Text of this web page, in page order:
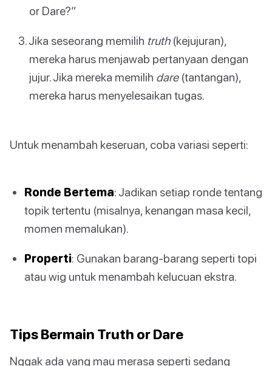
or Dare?”
Jika seseorang memilih truth(kejujuran),
mereka harus menjawab pertanyaan dengan
jujur. Jika mereka memilih dare(tantangan),
mereka harus menyelesaikan tugas.
Untuk menambah keseruan, coba variasi seperti:
Ronde Bertema: Jadikan setiap ronde tentang
topik tertentu (misalnya, kenangan masa kecil,
momen memalukan).
Properti: Gunakan barang-barang seperti topi
atau wig untuk menambah kelucuan ekstra.
Tips Bermain Truth or Dare
Nggak ada yang mau merasa seperti sedang